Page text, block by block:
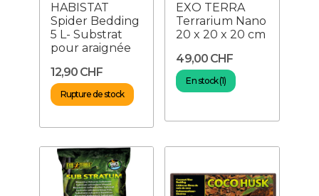
HABISTAT
Spider Bedding
5 L- Substrat
pour araignée
12,90 CHF
Rupture de stock
EXO TERRA
Terrarium Nano
20 x 20 x 20 cm
49,00 CHF
En stock (1)